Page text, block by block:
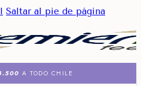
Saltar al pie de página
A TODO CHILE